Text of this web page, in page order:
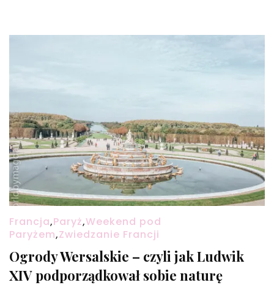
Francja,Paryż,Weekend pod
Paryżem,Zwiedzanie Francji
Ogrody Wersalskie – czyli jak Ludwik
XIV podporządkował sobie naturę